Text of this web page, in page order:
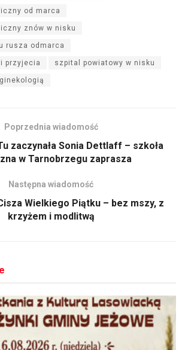
od marca
znów w nisku
rusza odmarca
przyjecia szpital powiatowy w nisku
Poprzednia wiadomość
zaczynała Sonia Dettlaff – szkoła
w Tarnobrzegu zaprasza
Następna wiadomość
Wielkiego Piątku – bez mszy, z
krzyżem i modlitwą